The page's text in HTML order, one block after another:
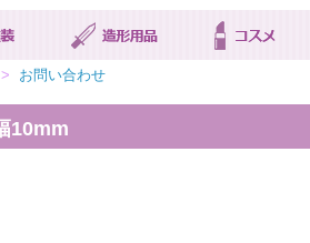
> お問い合わせ
10mm